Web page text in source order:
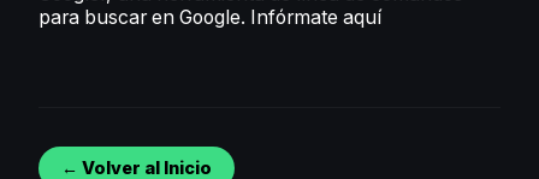
para buscar en Google. Infórmate aquí
← Volver al Inicio